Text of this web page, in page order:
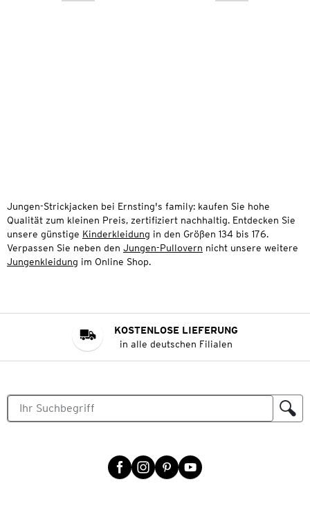
Jungen-Strickjacken bei Ernsting's family: kaufen Sie hohe
Qualität zum kleinen Preis, zertifiziert nachhaltig. Entdecken Sie
unsere günstige Kinderkleidung in den Größen 134 bis 176.
Verpassen Sie neben den Jungen-Pullovern nicht unsere weitere
Jungenkleidung im Online Shop.
KOSTENLOSE LIEFERUNG
in alle deutschen Filialen